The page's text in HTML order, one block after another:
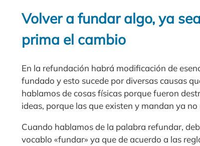
Volver a fundar algo, ya
prima el cambio
En la refundación habrá modificación de
fundado y esto sucede por diversas causas
hablamos de cosas físicas porque fueron
ideas, porque las que existen y mandan ya
Cuando hablamos de la palabra refundar,
vocablo «fundar» ya que de acuerdo a las